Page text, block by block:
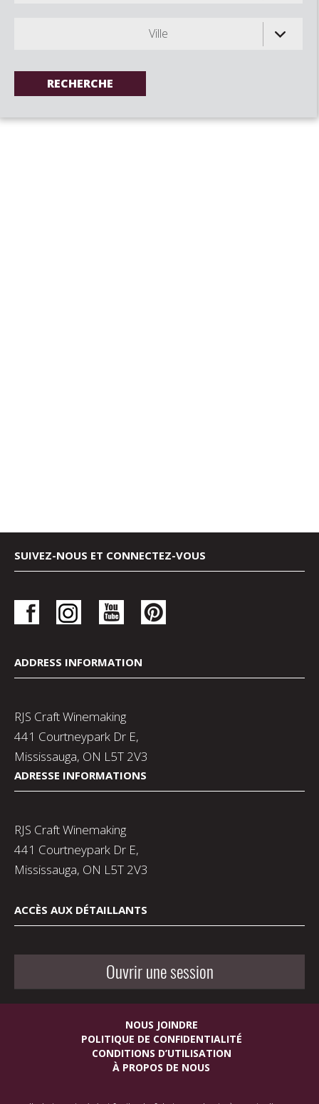
Ville
SUIVEZ-NOUS ET CONNECTEZ-VOUS
ADDRESS INFORMATION
RJS Craft Winemaking
441 Courtneypark Dr E,
Mississauga, ON L5T 2V3
ADRESSE INFORMATIONS
RJS Craft Winemaking
441 Courtneypark Dr E,
Mississauga, ON L5T 2V3
ACCÈS AUX DÉTAILLANTS
Ouvrir une session
NOUS JOINDRE
POLITIQUE DE CONFIDENTIALITÉ
CONDITIONS D’UTILISATION
À PROPOS DE NOUS